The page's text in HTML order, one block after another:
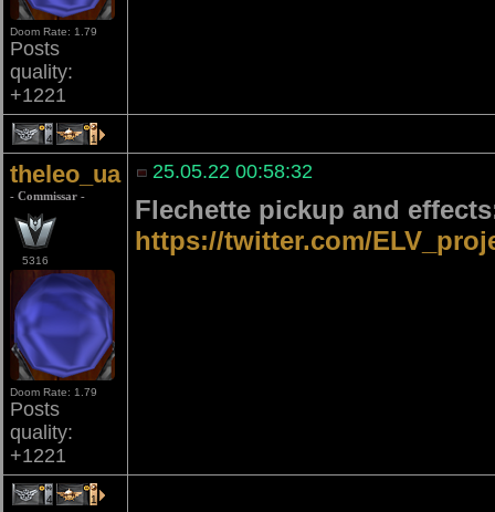
Doom Rate: 1.79
Posts
quality:
+1221
4 1
theleo_ua
- Commissar -
5316
Doom Rate: 1.79
Posts
quality:
+1221
25.05.22 00:58:32
Flechette pickup and
https://twitter.com/
4 1